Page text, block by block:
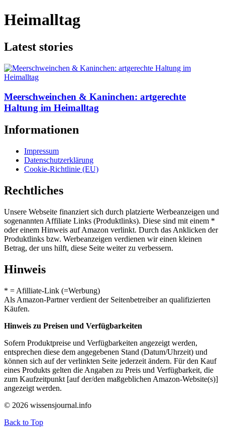
Heimalltag
Latest stories
Meerschweinchen & Kaninchen: artgerechte
Haltung im Heimalltag
Informationen
Impressum
Datenschutzerklärung
Cookie-Richtlinie (EU)
Rechtliches
Unsere Webseite finanziert sich durch platzierte Werbeanzeigen und
sogenannten Affiliate Links (Produktlinks). Diese sind mit einem *
oder einem Hinweis auf Amazon verlinkt. Durch das Anklicken der
Produktlinks bzw. Werbeanzeigen verdienen wir einen kleinen
Betrag, der uns hilft, diese Seite weiter zu verbessern.
Hinweis
* = Afilliate-Link (=Werbung)
Als Amazon-Partner verdient der Seitenbetreiber an qualifizierten
Käufen.
Hinweis zu Preisen und Verfügbarkeiten
Sofern Produktpreise und Verfügbarkeiten angezeigt werden,
entsprechen diese dem angegebenen Stand (Datum/Uhrzeit) und
können sich auf der verlinkten Seite jederzeit ändern. Für den Kauf
eines Produkts gelten die Angaben zu Preis und Verfügbarkeit, die
zum Kaufzeitpunkt [auf der/den maßgeblichen Amazon-Website(s)]
angezeigt werden.
© 2026 wissensjournal.info
Back to Top